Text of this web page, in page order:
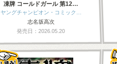
凍牌 コールドガール 第12…
ヤングチャンピオン・コミック…
志名坂高次
発売日：2026.05.20